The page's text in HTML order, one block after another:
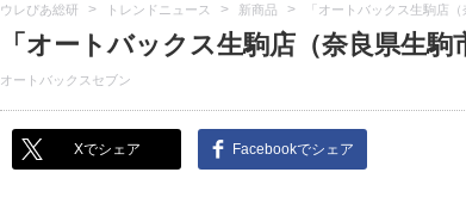
ウレぴあ総研 > トレンドニュース > 新商品 > 「オートバックス生駒店
「オートバックス生駒店（奈良県生
オートバックスセブン
Xでシェア Facebookでシェア